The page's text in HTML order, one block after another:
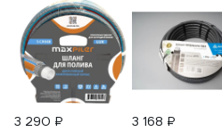
3 290 ₽
3 168 ₽